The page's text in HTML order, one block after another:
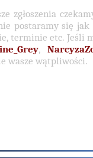
zgłoszenia
postaramy się
terminie etc. Jeśli
,
wasze wątpliwości.